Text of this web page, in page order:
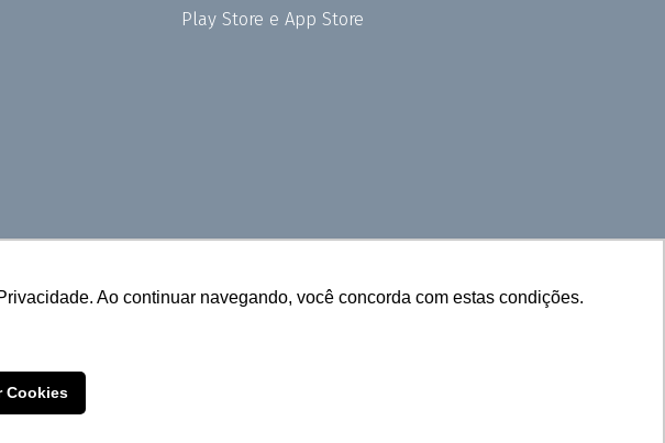
Ao continuar navegando, você concorda com estas condições.
Cookies
Play Store e App Store
do Sul